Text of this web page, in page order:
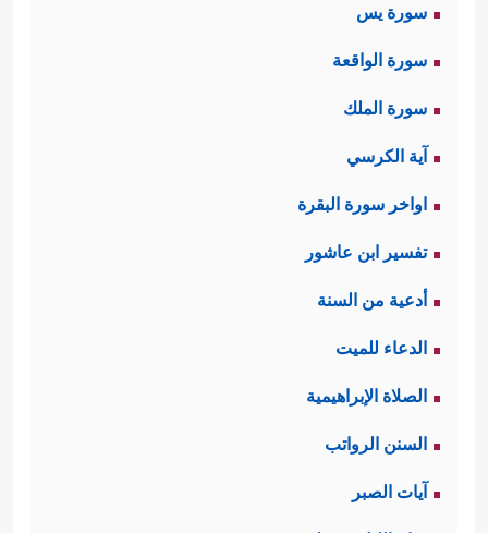
سورة يس
سورة الواقعة
سورة الملك
آية الكرسي
اواخر سورة البقرة
تفسير ابن عاشور
أدعية من السنة
الدعاء للميت
الصلاة الإبراهيمية
السنن الرواتب
آيات الصبر